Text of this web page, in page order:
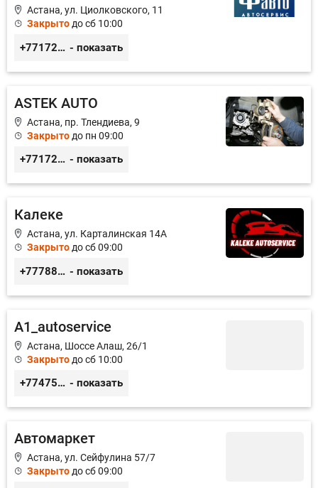
Астана, ул. Циолковского, 11
Закрыто до сб 10:00
+77172541601 - показать
ASTEK AUTO
Астана, пр. Тлендиева, 9
Закрыто до пн 09:00
+77172944444 - показать
Калеке
Астана, ул. Карталинская 14А
Закрытодо сб 09:00
+77788424140 - показать
A1_autoservice
Астана, Шоссе Алаш, 26/1
Закрыто до сб 10:00
+77475551113 - показать
Автомаркет
Астана, ул. Сейфулина 57/7
Закрытодо сб 09:00